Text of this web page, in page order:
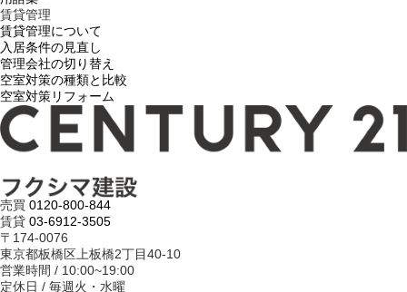
賃貸管理
賃貸管理について
入居条件の見直し
管理会社の切り替え
空室対策の種類と比較
空室対策リフォーム
売買 0120-800-844
賃貸 03-6912-3505
〒174-0076
東京都板橋区上板橋2丁目40-10
営業時間 / 10:00~19:00
定休日 / 毎週火・水曜